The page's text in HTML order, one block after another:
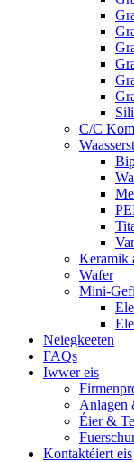
C/C
Keramik
Wafer
Mini-
Neiegkeeten
FAQs
Iwwer eis
Anlagen
Éier &
Kontaktéiert eis